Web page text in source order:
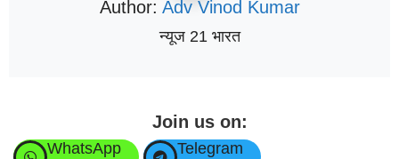
Author: Adv Vinod Kumar
न्यूज 21 भारत
Join us on:
WhatsApp Telegram